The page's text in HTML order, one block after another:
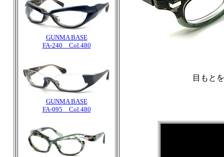
GUNMA BASE
FA-240 Col.480
GUNMA BASE
FA-095 Col.480
目もと